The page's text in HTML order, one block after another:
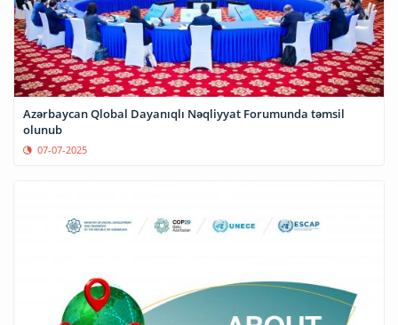
Azərbaycan Qlobal Dayanıqlı Nəqliyyat Forumunda təmsil
olunub
07-07-2025